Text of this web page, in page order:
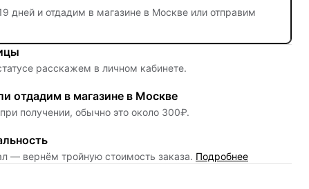
дней и отдадим в магазине в Москве или отправим
расскажем в личном кабинете.
отдадим в магазине в Москве
получении, обычно это около 300₽.
— вернём тройную стоимость заказа. Подробнее